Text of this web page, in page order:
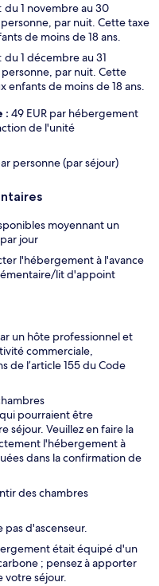
du 1 novembre au 30
par nuit. Cette taxe
de moins de 18 ans.
1 décembre au 31
par nuit. Cette
enfants de moins de 18 ans.
: 49 EUR par hébergement
de l'unité
personne (par séjour)
moyennant un
jour
l'hébergement à l'avance
lit d'appoint
un hôte professionnel et
commerciale,
de l’article 155 du Code
pourraient être
séjour. Veuillez en faire la
l'hébergement à
dans la confirmation de
des chambres
d'ascenseur.
était équipé d'un
; pensez à apporter
votre séjour.